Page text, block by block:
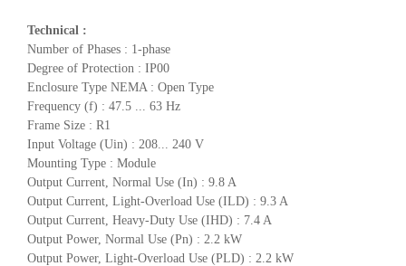
Technical :
Number of Phases : 1-phase
Degree of Protection : IP00
Enclosure Type NEMA : Open Type
Frequency (f) : 47.5 ... 63 Hz
Frame Size : R1
Input Voltage (Uin) : 208... 240 V
Mounting Type : Module
Output Current, Normal Use (In) : 9.8 A
Output Current, Light-Overload Use (ILD) : 9.3 A
Output Current, Heavy-Duty Use (IHD) : 7.4 A
Output Power, Normal Use (Pn) : 2.2 kW
Output Power, Light-Overload Use (PLD) : 2.2 kW